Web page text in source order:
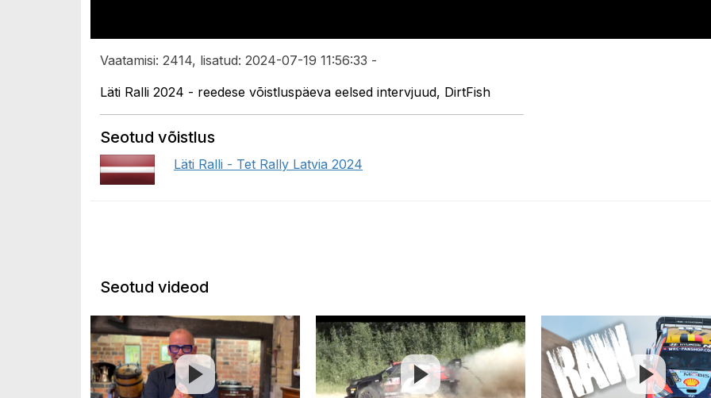
Vaatamisi: 2414, lisatud: 2024-07-19 11:56:33 -
Läti Ralli 2024 - reedese võistluspäeva eelsed intervjuud, DirtFish
Seotud võistlus
Läti Ralli - Tet Rally Latvia 2024
Seotud videod